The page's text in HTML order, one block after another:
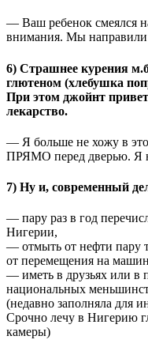
— Ваш ребенок смеялся
внимания. Мы направили
6) Страшнее курения
глютеном (хлебушка
При этом джойнт
лекарство.
— Я больше не хожу в
ПРЯМО перед дверью. Я
7) Ну и, современный
— пару раз в год
Нигерии,
— отмыть от нефти пару
от перемещения на
— иметь в друзьях или в
национальных
(недавно заполняла для
Срочно лечу в Нигерию
камеры)